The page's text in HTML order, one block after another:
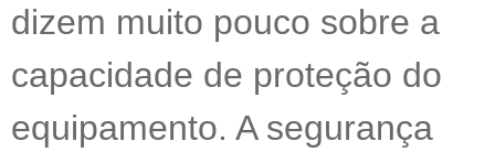
dizem muito pouco sobre a
capacidade de proteção do
equipamento. A segurança